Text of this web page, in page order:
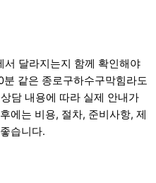
서 달라지는지 함께 확인해야
같은 종로구하수구막힘라도
담 내용에 따라 실제 안내가
에는 비용, 절차, 준비사항, 제
습니다.